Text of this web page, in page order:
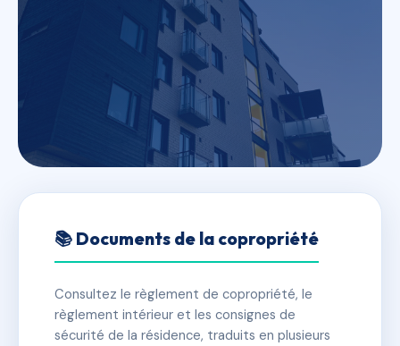
SDC MAGELLAN
✓ Immatriculée 🏠 49 lots 🏗 1 bâtiment(s)
📚 Documents de la copropriété
Consultez le règlement de copropriété, le
règlement intérieur et les consignes de
sécurité de la résidence, traduits en plusieurs